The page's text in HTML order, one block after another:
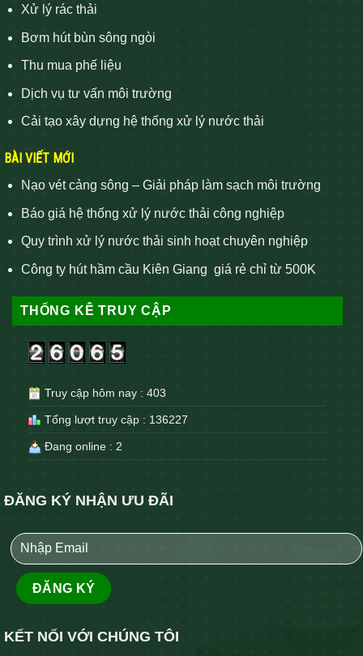
Xử lý rác thải
Bơm hút bùn sông ngòi
Thu mua phế liệu
Dịch vụ tư vấn môi trường
Cải tạo xây dựng hệ thống xử lý nước thải
BÀI VIẾT MỚI
Nạo vét cảng sông – Giải pháp làm sạch môi trường
Báo giá hệ thống xử lý nước thải công nghiệp
Quy trình xử lý nước thải sinh hoạt chuyên nghiệp
Công ty hút hầm cầu Kiên Giang giá rẻ chỉ từ 500K
THỐNG KÊ TRUY CẬP
Truy cập hôm nay : 403
Tổng lượt truy cập : 136227
Đang online : 2
ĐĂNG KÝ NHẬN ƯU ĐÃI
KẾT NỐI VỚI CHÚNG TÔI